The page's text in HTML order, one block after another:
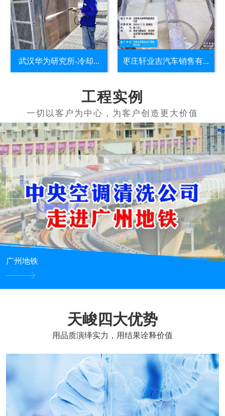
武汉华为研究所-冷却... 枣庄轩业吉汽车销售有...
工程实例
广州地铁
天峻四大优势
用品质演绎实力，用结果诠释价值